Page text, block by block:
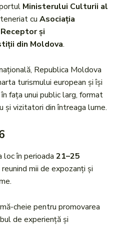
Ministerului Culturii al
cu Asociația
și
din Moldova.
Republica Moldova
turismului european și își
fața unui public larg, format
și vizitatori din întreaga lume.
loc în perioada 21–25
reunind mii de expozanți și
cheie pentru promovarea
de experiență și